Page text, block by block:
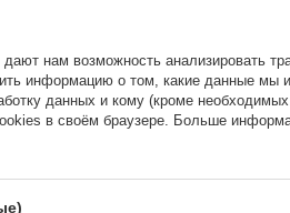
нам возможность анализировать
информацию о том, какие данные мы
данных и кому (кроме
в своём браузере. Больше